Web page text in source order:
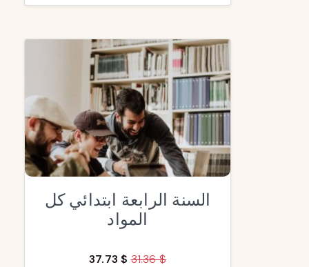
السنة الرابعة ابتدائي كل
المواد
37.73 $ 31.36 $